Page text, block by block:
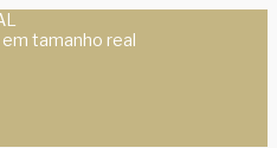
tamanho real